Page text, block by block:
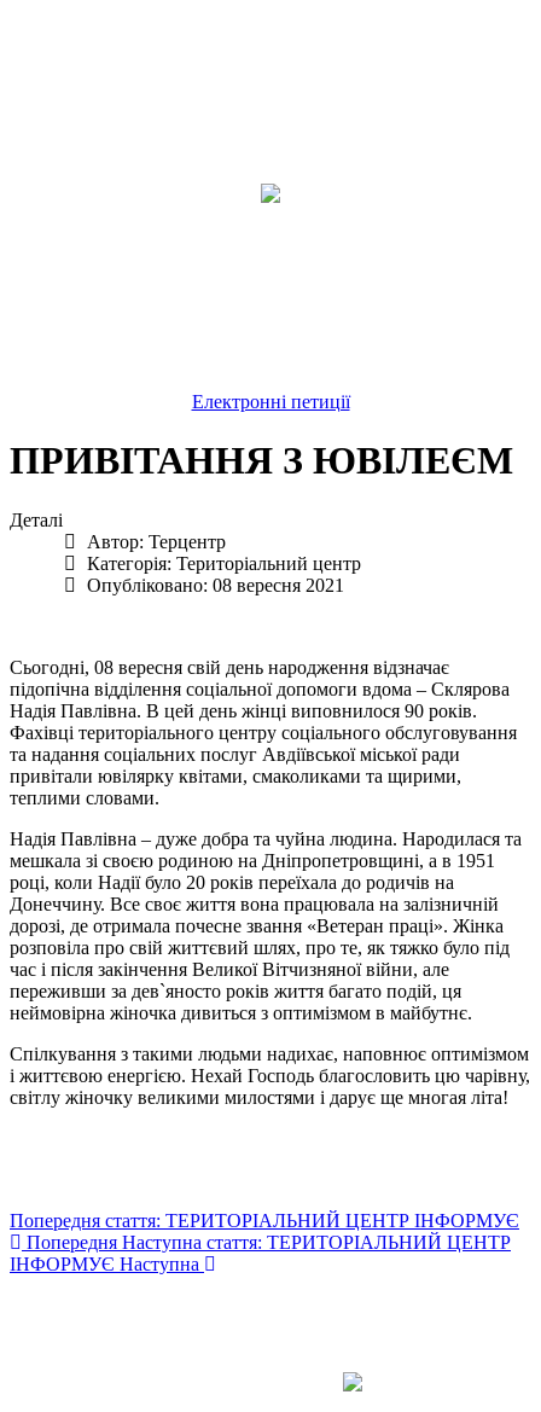
Електронні петиції
ПРИВІТАННЯ З ЮВІЛЕЄМ
Деталі
Автор: Терцентр
Категорія: Територіальний центр
Опубліковано: 08 вересня 2021
Сьогодні, 08 вересня свій день народження відзначає
підопічна відділення соціальної допомоги вдома – Склярова
Надія Павлівна. В цей день жінці виповнилося 90 років.
Фахівці територіального центру соціального обслуговування
та надання соціальних послуг Авдіївської міської ради
привітали ювілярку квітами, смаколиками та щирими,
теплими словами.
Надія Павлівна – дуже добра та чуйна людина. Народилася та
мешкала зі своєю родиною на Дніпропетровщині, а в 1951
році, коли Надії було 20 років переїхала до родичів на
Донеччину. Все своє життя вона працювала на залізничній
дорозі, де отримала почесне звання «Ветеран праці». Жінка
розповіла про свій життєвий шлях, про те, як тяжко було під
час і після закінчення Великої Вітчизняної війни, але
переживши за дев`яносто років життя багато подій, ця
неймовірна жіночка дивиться з оптимізмом в майбутнє.
Спілкування з такими людьми надихає, наповнює оптимізмом
і життєвою енергією. Нехай Господь благословить цю чарівну,
світлу жіночку великими милостями і дарує ще многая літа!
Попередня стаття: ТЕРИТОРІАЛЬНИЙ ЦЕНТР ІНФОРМУЄ
Попередня Наступна стаття: ТЕРИТОРІАЛЬНИЙ ЦЕНТР
ІНФОРМУЄ Наступна